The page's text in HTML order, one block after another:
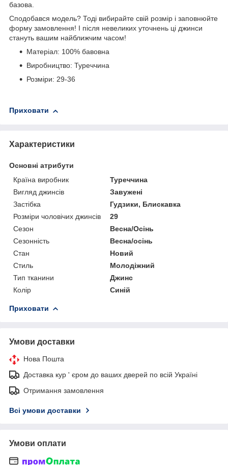
базова.
Сподобався модель? Тоді вибирайте свій розмір і заповнюйте
форму замовлення! І після невеликих уточнень ці джинси
стануть вашим найближчим часом!
Матеріал: 100% бавовна
Виробництво: Туреччина
Розміри: 29-36
Приховати
Характеристики
Основні атрибути
Країна виробник
Туреччина
Вигляд джинсів
Завужені
Застібка
Гудзики, Блискавка
Розміри чоловічих джинсів
29
Сезон
Весна/Осінь
Сезонність
Весна/осінь
Стан
Новий
Стиль
Молодіжний
Тип тканини
Джинс
Колір
Синій
Приховати
Умови доставки
Нова Пошта
Доставка кур ' єром до ваших дверей по всій Україні
Отримання замовлення
Всі умови доставки
Умови оплати